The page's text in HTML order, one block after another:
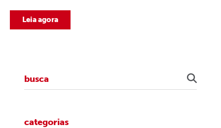
Leia agora
categorias